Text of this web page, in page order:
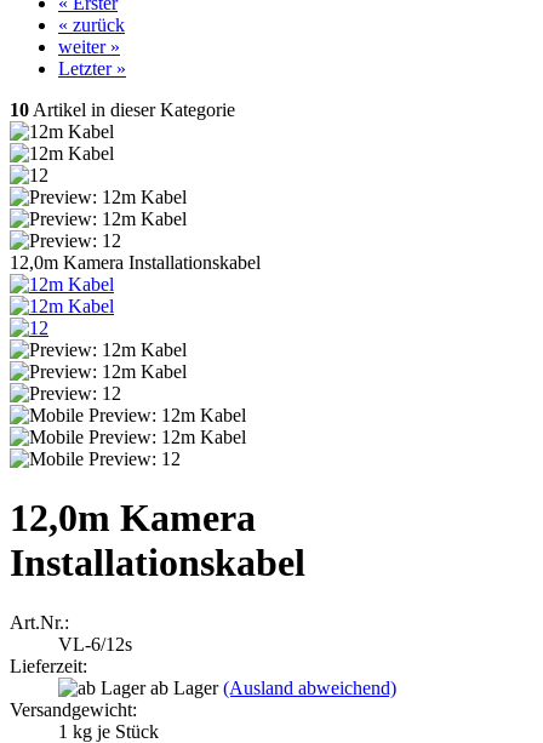
« zurück
weiter »
Letzter »
10 Artikel in dieser Kategorie
12,0m Kamera Installationskabel
12,0m Kamera
Installationskabel
Art.Nr.:
VL-6/12s
Lieferzeit:
ab Lager(Ausland abweichend)
Versandgewicht:
1 kg je Stück